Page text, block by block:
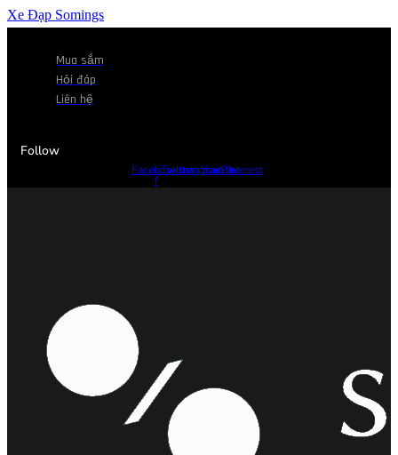
Xe Đạp Somings
Mua sắm
Hỏi đáp
Liên hệ
Follow
Facebook-
f
Twitter
Instagram
YoutubePinterest